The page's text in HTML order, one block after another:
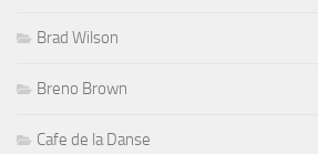
Brad Wilson
Breno Brown
Cafe de la Danse